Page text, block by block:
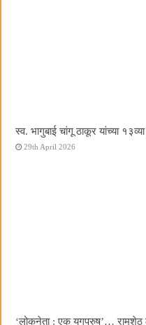
स्व. भागुबाई चांगू ठाकूर यांच्या १३व्या
29th April 2026
‌‘लोकनेता : एक युगपुरुष‌’… रामशेठ